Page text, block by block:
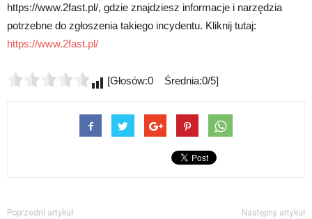
https://www.2fast.pl/, gdzie znajdziesz informacje i narzędzia
potrzebne do zgłoszenia takiego incydentu. Kliknij tutaj:
https://www.2fast.pl/
[Głosów:0 Średnia:0/5]
Poprzedni artykuł Następny artykuł